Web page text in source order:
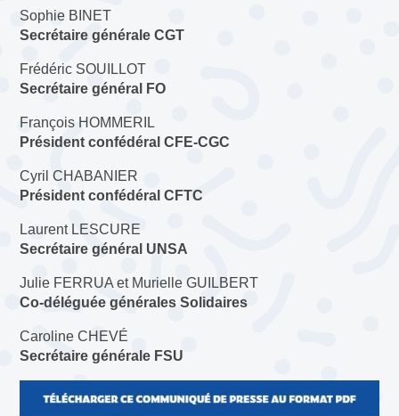
Sophie BINET
Secrétaire générale CGT
Frédéric SOUILLOT
Secrétaire général FO
François HOMMERIL
Président confédéral CFE-CGC
Cyril CHABANIER
Président confédéral CFTC
Laurent LESCURE
Secrétaire général UNSA
Julie FERRUA et Murielle GUILBERT
Co-déléguée générales Solidaires
Caroline CHEVÉ
Secrétaire générale FSU